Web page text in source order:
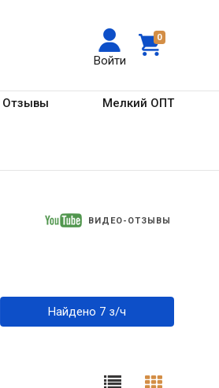
0
Войти
Отзывы Мелкий ОПТ
ВИДЕО-ОТЗЫВЫ
Найдено 7 з/ч